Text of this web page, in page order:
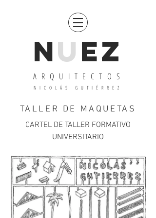
NuEZ
ARQUITECTOS
N ICOLÁS GUTIÉRREZ
TALLER DE MAQUETAS
CARTEL DE TALLER FORMATIVO
UNIVERSITARIO